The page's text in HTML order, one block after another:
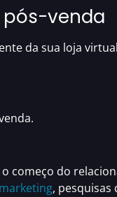
pós-venda
da sua loja virtual
o começo do
,